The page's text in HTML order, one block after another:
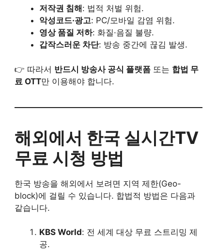
저작권 침해 : 법적 처벌 위험.
악성코드·광고: PC/모바일 감염 위험.
영상 품질 저하: 화질·음질 불량.
갑작스러운 차단: 방송 중간에 끊김 발생.
👉 따라서 반드시 방송사 공식 플랫폼 또는 합법 무
료 OTT만 이용해야 합니다.
해외에서 한국 실시간TV
무료 시청 방법
한국 방송을 해외에서 보려면 지역 제한(Geo-
block)에 걸릴 수 있습니다. 합법적 방법은 다음과
같습니다.
KBS World: 전 세계 대상 무료 스트리밍 제
공.